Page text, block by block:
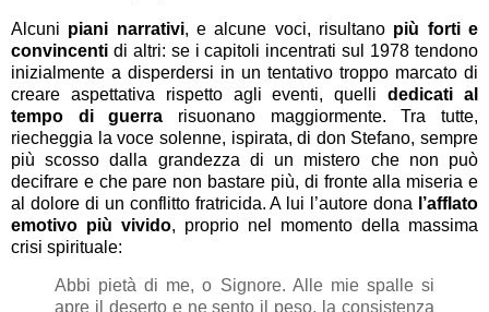
Alcuni piani narrativi, e alcune voci, risultano più forti e
convincenti di altri: se i capitoli incentrati sul 1978 tendono
inizialmente a disperdersi in un tentativo troppo marcato di
creare aspettativa rispetto agli eventi, quellidedicati al
tempo di guerra risuonano maggiormente. Tra tutte,
riecheggia la voce solenne, ispirata, di don Stefano, sempre
più scosso dalla grandezza di un mistero che non può
decifrare e che pare non bastare più, di fronte alla miseria e
al dolore di un conflitto fratricida. A lui l’autore dona
l’afflato
emotivo più vivido, proprio nel momento della massima
crisi spirituale:
Abbi pietà di me, o Signore. Alle mie spalle si
apre il deserto e ne sento il peso, la consistenza